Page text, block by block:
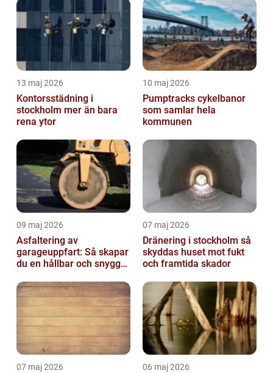
13 maj 2026
Kontorsstädning i
stockholm mer än bara
rena ytor
10 maj 2026
Pumptracks cykelbanor
som samlar hela
kommunen
09 maj 2026
Asfaltering av
garageuppfart: Så skapar
du en hållbar och snygg
07 maj 2026
Dränering i stockholm så
skyddas huset mot fukt
och framtida skador
07 maj 2026 06 maj 2026